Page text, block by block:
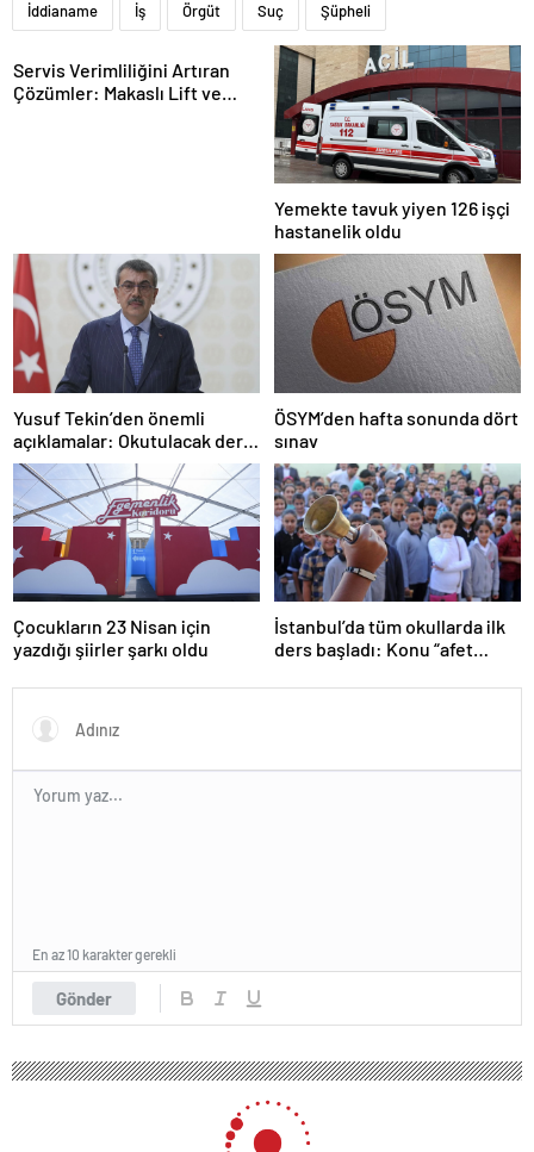
İddianame İş Örgüt Suç Şüpheli
Servis Verimliliğini Artıran
Çözümler: Makaslı Lift ve
Yemekte tavuk yiyen 126 işçi
hastanelik oldu
Yusuf Tekin’den önemli
açıklamalar: Okutulacak dersi
kalmamış öğretmene branş
değişikliği masada
ÖSYM’den hafta sonunda dört
sınav
Çocukların 23 Nisan için
yazdığı şiirler şarkı oldu
İstanbul’da tüm okullarda ilk
ders başladı: Konu “afet
Gönder
En az 10 karakter gerekli